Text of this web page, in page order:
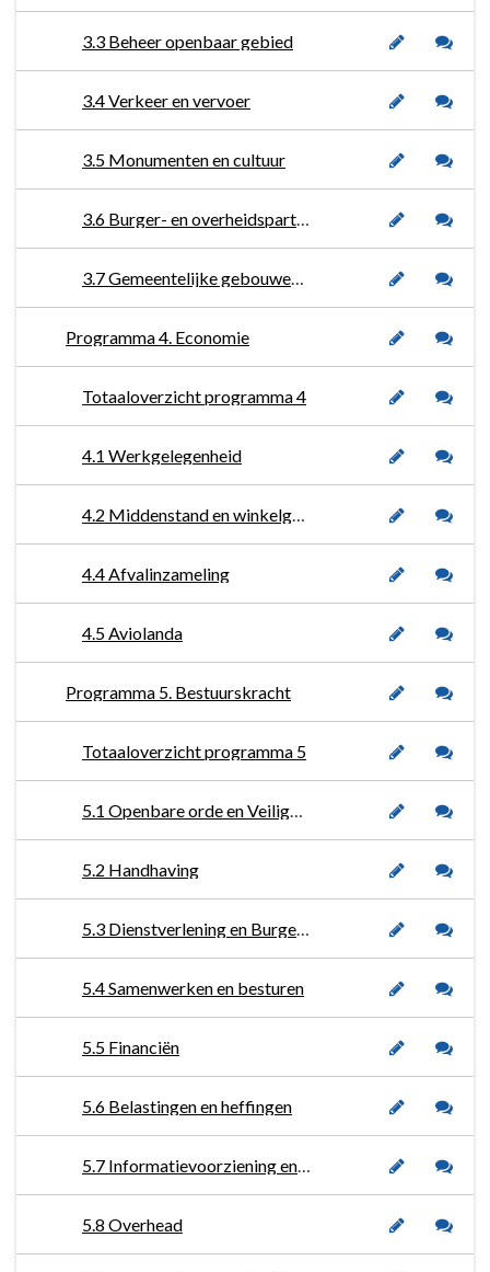
3.3 Beheer openbaar gebied
3.4 Verkeer en vervoer
3.5 Monumenten en cultuur
3.6 Burger- en overheidsparticipatie
3.7 Gemeentelijke gebouwen en accommodaties
Programma 4. Economie
Totaaloverzicht programma 4
4.1 Werkgelegenheid
4.2 Middenstand en winkelgebieden
4.4 Afvalinzameling
4.5 Aviolanda
Programma 5. Bestuurskracht
Totaaloverzicht programma 5
5.1 Openbare orde en Veiligheid
5.2 Handhaving
5.3 Dienstverlening en Burgerzaken
5.4 Samenwerken en besturen
5.5 Financiën
5.6 Belastingen en heffingen
5.7 Informatievoorziening en automatisering
5.8 Overhead